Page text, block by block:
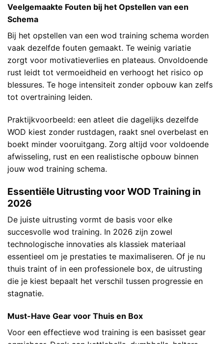
Veelgemaakte Fouten bij het Opstellen van een
Schema
Bij het opstellen van een wod training schema worden
vaak dezelfde fouten gemaakt. Te weinig variatie
zorgt voor motivatieverlies en plateaus. Onvoldoende
rust leidt tot vermoeidheid en verhoogt het risico op
blessures. Te hoge intensiteit zonder opbouw kan zelfs
tot overtraining leiden.
Praktijkvoorbeeld: een atleet die dagelijks dezelfde
WOD kiest zonder rustdagen, raakt snel overbelast en
boekt minder vooruitgang. Zorg altijd voor voldoende
afwisseling, rust en een realistische opbouw binnen
jouw wod training schema.
Essentiële Uitrusting voor WOD Training in
2026
De juiste uitrusting vormt de basis voor elke
succesvolle wod training. In 2026 zijn zowel
technologische innovaties als klassiek materiaal
essentieel om je prestaties te maximaliseren. Of je nu
thuis traint of in een professionele box, de uitrusting
die je kiest bepaalt het verschil tussen progressie en
stagnatie.
Must-Have Gear voor Thuis en Box
Voor een effectieve wod training is een basisset gear